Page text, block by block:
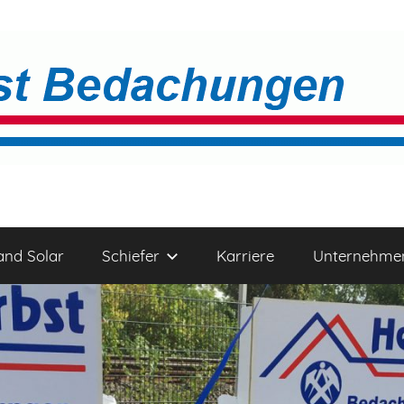
Solar Schiefer Karriere